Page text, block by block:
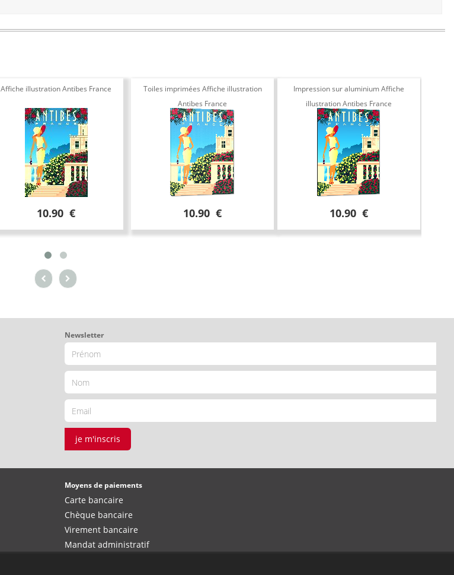
Affiche illustration Antibes France
10.90 €
Toiles imprimées Affiche illustration
Antibes France
10.90 €
Impression sur aluminium Affiche
illustration Antibes France
10.90 €
Newsletter
je m'inscris
Moyens de paiements
Carte bancaire
Chèque bancaire
Virement bancaire
Mandat administratif